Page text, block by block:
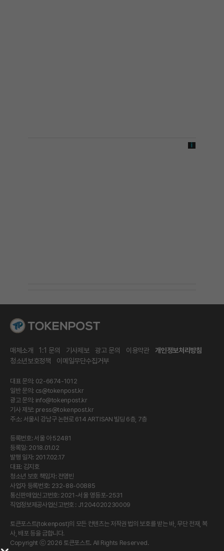
매체소개 1:1 문의 기사제보 광고 문의 이용약관
개인정보처리방침
청소년보호정책
이메일무단수집거부
대표 문의: 02-6674-1012
일반 문의: cs@tokenpost.kr
광고 문의: info@tokenpost.kr
기사 제보: press@tokenpost.kr
주소: 서울시 강남구 논현로 614 ARTISAN 빌딩 6층, 7층
등록번호: 서울 아 52481
등록일: 2018.01.02
발행 일자: 2017.02.17
대표: 김지호
청소년 보호 책임자: 전영빈
사업자 등록번호: 232-88-00885
통신판매업신고번호: 2021-서울 영등포-2531
직업정보제공사업신고번호 : J1204020230009
토큰포스트(tokenpost)의 모든 컨텐츠는 저작권 법의 보호를 받는 바, 무단 전재, 복
사, 배포 등을 금합니다.
Copyright ⓒ 2026 토큰포스트. All Rights Reserved.